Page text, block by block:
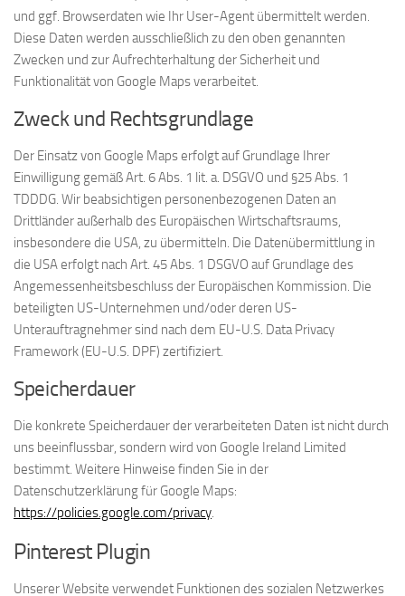
und ggf. Browserdaten wie Ihr User-Agent übermittelt werden.
Diese Daten werden ausschließlich zu den oben genannten
Zwecken und zur Aufrechterhaltung der Sicherheit und
Funktionalität von Google Maps verarbeitet.
Zweck und Rechtsgrundlage
Der Einsatz von Google Maps erfolgt auf Grundlage Ihrer
Einwilligung gemäß Art. 6 Abs. 1 lit. a. DSGVO und §25 Abs. 1
TDDDG. Wir beabsichtigen personenbezogenen Daten an
Drittländer außerhalb des Europäischen Wirtschaftsraums,
insbesondere die USA, zu übermitteln. Die Datenübermittlung in
die USA erfolgt nach Art. 45 Abs. 1 DSGVO auf Grundlage des
Angemessenheitsbeschluss der Europäischen Kommission. Die
beteiligten US-Unternehmen und/oder deren US-
Unterauftragnehmer sind nach dem EU-U.S. Data Privacy
Framework (EU-U.S. DPF) zertifiziert.
Speicherdauer
Die konkrete Speicherdauer der verarbeiteten Daten ist nicht durch
uns beeinflussbar, sondern wird von Google Ireland Limited
bestimmt. Weitere Hinweise finden Sie in der
Datenschutzerklärung für Google Maps:
https://policies.google.com/privacy.
Pinterest Plugin
Unserer Website verwendet Funktionen des sozialen Netzwerkes